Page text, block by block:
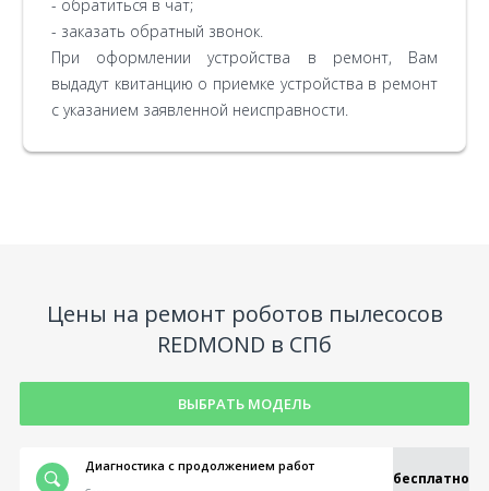
- обратиться в чат;
- заказать обратный звонок.
При оформлении устройства в ремонт, Вам
выдадут квитанцию о приемке устройства в ремонт
с указанием заявленной неисправности.
REDMOND, а также наличия необходимых
запчастей.
На ноутбуках диагностика проводится бесплатно
только в случае, если получено согласие на
последующий ремонт. Если по результатам
диагностики ремонт ноутбука невозможен,
камера...), внешний вид, сборку и комплектность
устройства.
отремонтированное устройство, необходимо
иметь при себе либо выданную квитанцию, либо
паспорт для подтверждения личности.
и оплатить работу по согласованной ранее
стоимости. Кроме того, Вы получите гарантию на
все работы и запчасти сроком на 3 месяца.
Цены на ремонт роботов пылесосов
REDMOND в СПб
ВЫБРАТЬ МОДЕЛЬ
Диагностика с продолжением работ
бесплатно